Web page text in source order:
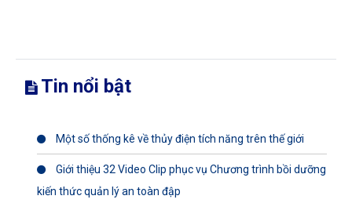
Tin nổi bật
Một số thống kê về thủy điện tích năng trên thế giới
Giới thiệu 32 Video Clip phục vụ Chương trình bồi dưỡng
kiến thức quản lý an toàn đập